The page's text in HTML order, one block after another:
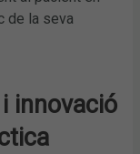
de la seva
innovació